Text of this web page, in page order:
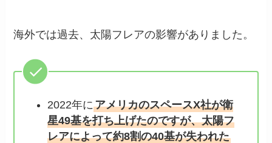
海外では過去、太陽フレアの影響がありました。
2022年にアメリカのスペースX社が衛
星49基を打ち上げたのですが、太陽フ
レアによって約8割の40基が失われた